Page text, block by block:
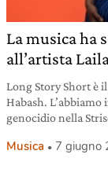
La musica ha
all’artista
Long Story Short è
Habash.
genocidio nella
Musica 7 giugno